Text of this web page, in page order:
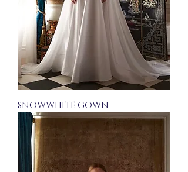
SNOWWHITE GOWN